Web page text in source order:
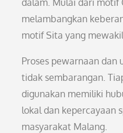
dalam. Mulai dari motif
melambangkan
motif Sita yang
Proses pewarnaan dan
tidak sembarangan.
digunakan memiliki
lokal dan kepercayaan
masyarakat Malang.